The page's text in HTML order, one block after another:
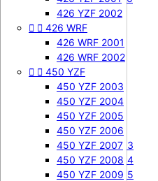
505 SXF
505 SXF 2007
505 SXF 2008
525 SXF
525 SXF 2003
525 SXF 2004
525 SXF 2005
525 SXF 2006
525 EXC-F
525 EXC-F 2003
525 EXC-F 2004
525 EXC-F 2005
426 YZF 2002
  426 WRF
426 WRF 2001
426 WRF 2002
  450 YZF
450 YZF 2003
450 YZF 2004
450 YZF 2005
450 YZF 2006
450 YZF 2007
450 YZF 2008
450 YZF 2009
85 KX
85 KX
85 KX
85 KX
85 KX
85 KX
85 KX
85 KX
85 KX
85 KX
85 KX
85 KX
85 KX
125 KX 